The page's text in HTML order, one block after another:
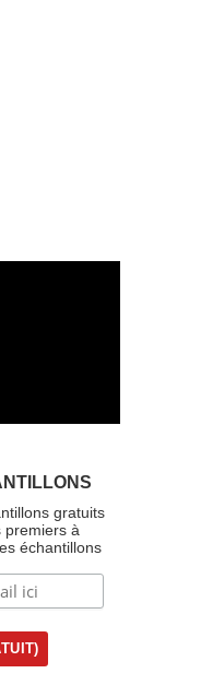
gratuits
premiers à
échantillons